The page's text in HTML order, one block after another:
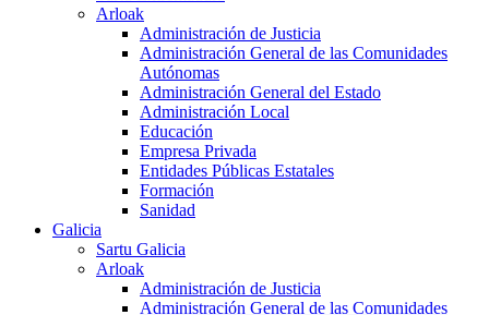
Arloak
Administración de Justicia
Administración General de las Comunidades
Autónomas
Administración General del Estado
Administración Local
Educación
Empresa Privada
Entidades Públicas Estatales
Formación
Sanidad
Galicia
Sartu Galicia
Arloak
Administración de Justicia
Administración General de las Comunidades